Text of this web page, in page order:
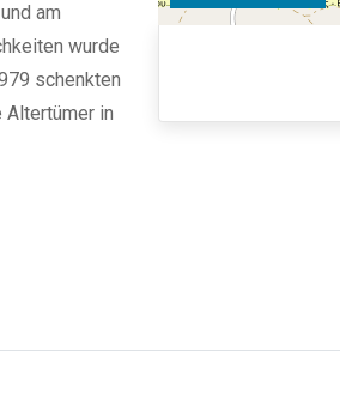
am
wurde
schenkten
Altertümer in